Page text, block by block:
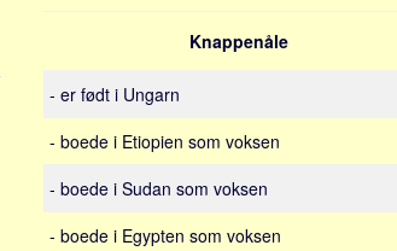
Knappenåle
- er født i Ungarn
- boede i Etiopien som voksen
- boede i Sudan som voksen
- boede i Egypten som voksen